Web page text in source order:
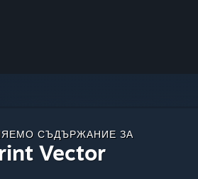
СЪДЪРЖАНИЕ ЗА
Vector